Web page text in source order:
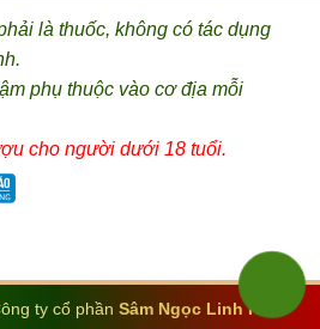
là thuốc, không có tác dụng
phụ thuộc vào cơ địa mỗi
cho người dưới 18 tuổi.
ty cổ phần Sâm Ngọc Linh K5